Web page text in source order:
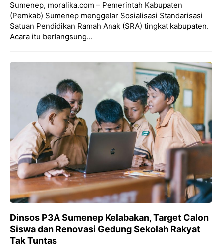
Sumenep, moralika.com – Pemerintah Kabupaten
(Pemkab) Sumenep menggelar Sosialisasi Standarisasi
Satuan Pendidikan Ramah Anak (SRA) tingkat kabupaten.
Acara itu berlangsung...
Dinsos P3A Sumenep Kelabakan, Target Calon
Siswa dan Renovasi Gedung Sekolah Rakyat
Tak Tuntas